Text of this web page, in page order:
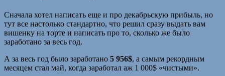
Сначала хотел написать еще и про декабрьскую прибыль, но
тут все настолько стандартно, что решил сразу выдать вам
вишенку на торте и написать про то, сколько же было
заработано за весь год.
А за весь год было заработано 5 956$, а самым рекордным
месяцем стал май, когда заработал аж 1 000$ «чистыми».